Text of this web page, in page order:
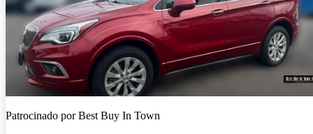
Patrocinado porBest Buy In Town